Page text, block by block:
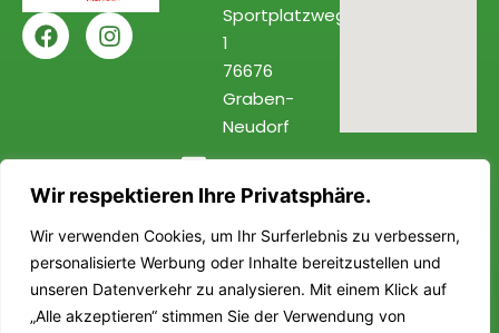
Wir respektieren Ihre Privatsphäre.
Wir verwenden Cookies, um Ihr Surferlebnis zu verbessern,
personalisierte Werbung oder Inhalte bereitzustellen und
unseren Datenverkehr zu analysieren. Mit einem Klick auf
„Alle akzeptieren“ stimmen Sie der Verwendung von
Sportplatzweg
1
76676
Graben-
Neudorf
info@fv-
graben.de
Barrierefreiheitserklärung
Datenschutzerklärung
Impressum